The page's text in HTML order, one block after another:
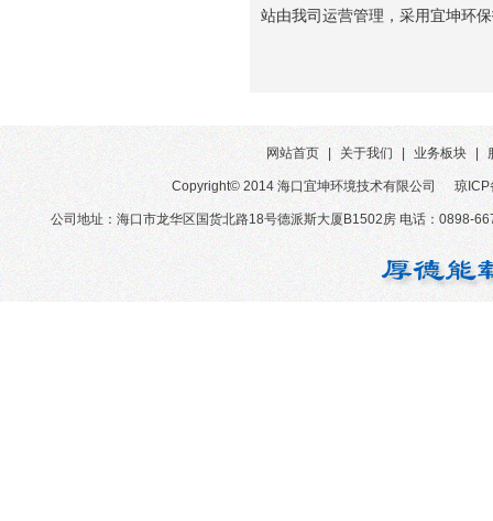
站由我司运营管理，采用宜坤环
网站首页 关于我们 | 业务板块
Copyright© 2014 海口宜坤环境技术有限公司 琼
公司地址：海口市龙华区国货北路18号德派斯大厦B1502房 电话：0898-